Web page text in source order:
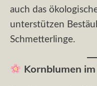
auch das
unterstützen
Schmetterlinge.
Kornblumen